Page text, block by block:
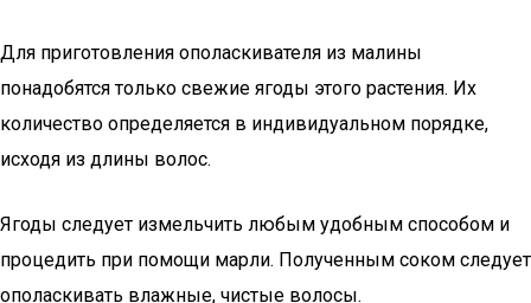
Для приготовления ополаскивателя из малины
понадобятся только свежие ягоды этого растения. Их
количество определяется в индивидуальном порядке,
исходя из длины волос.
Ягоды следует измельчить любым удобным способом и
процедить при помощи марли. Полученным соком следует
ополаскивать влажные, чистые волосы.